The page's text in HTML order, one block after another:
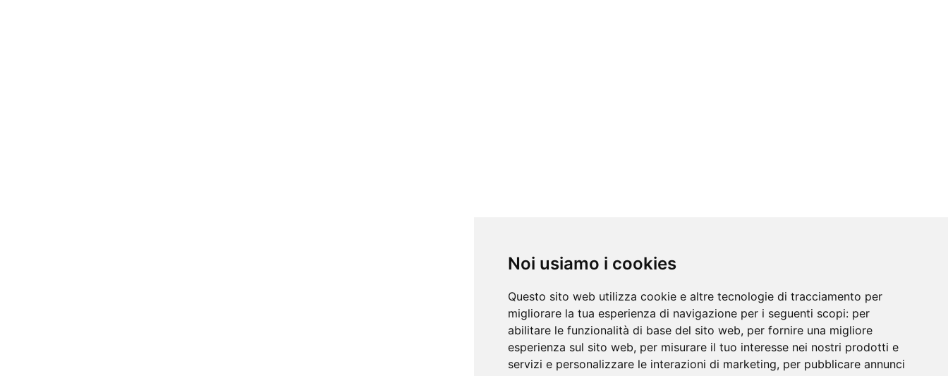
Noi usiamo i cookies
Questo sito web utilizza cookie e altre tecnologie di tracciamento per
migliorare la tua esperienza di navigazione per i seguenti scopi: per
abilitare le funzionalità di base del sito web, per fornire una migliore
esperienza sul sito web, per misurare il tuo interesse nei nostri prodotti e
servizi e personalizzare le interazioni di marketing, per pubblicare annunci